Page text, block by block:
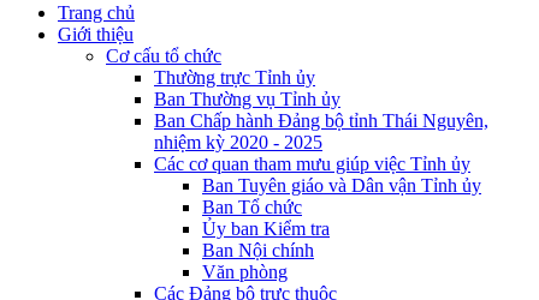
Trang chủ
Giới thiệu
Cơ cấu tổ chức
Thường trực Tỉnh ủy
Ban Thường vụ Tỉnh ủy
Ban Chấp hành Đảng bộ tỉnh Thái Nguyên,
nhiệm kỳ 2020 - 2025
Các cơ quan tham mưu giúp việc Tỉnh ủy
Ban Tuyên giáo và Dân vận Tỉnh ủy
Ban Tổ chức
Ủy ban Kiểm tra
Ban Nội chính
Văn phòng
Các Đảng bộ trực thuộc